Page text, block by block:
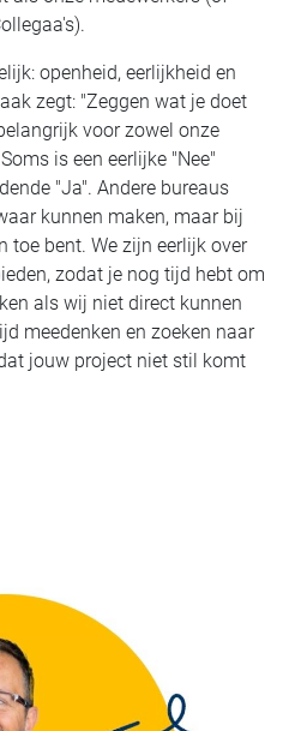
openheid, eerlijkheid en
zegt: "Zeggen wat je doet
voor zowel onze
is een eerlijke "Nee"
"Ja". Andere bureaus
kunnen maken, maar bij
toe bent. We zijn eerlijk over
zodat je nog tijd hebt om
als wij niet direct kunnen
meedenken en zoeken naar
jouw project niet stil komt